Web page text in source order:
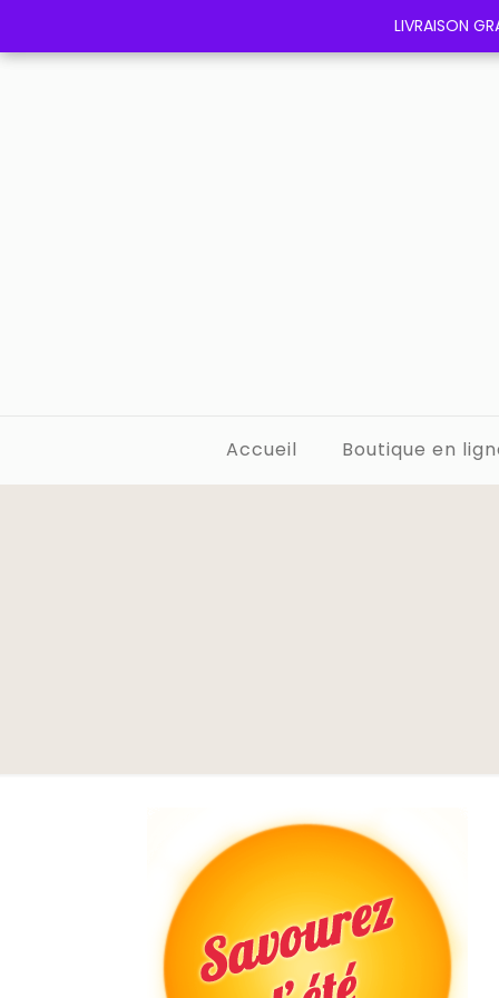
Accueil Boutique en
LIVRAISON
LIVRAISON